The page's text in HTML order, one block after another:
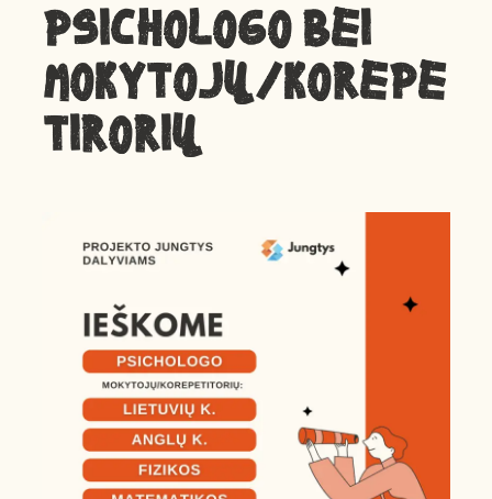
psichologo bei
mokytojų/korepe
tirorių